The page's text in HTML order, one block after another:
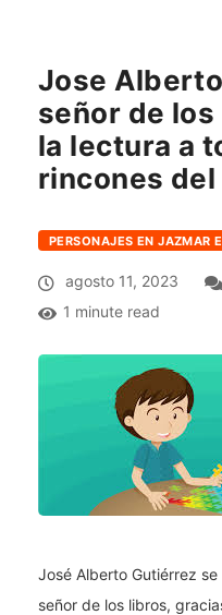
Jose
señor de
la lectura a
rincones del
PERSONAJES EN JAZMAR
agosto 11, 2023
1 minute read
José Alberto Gutiérrez
señor de los libros,